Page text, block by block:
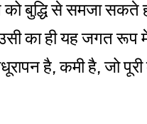
को बुद्धि से समजा
का ही यह जगत रूप
है, कमी है, जो